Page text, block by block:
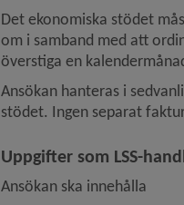
Det ekonomiska stödet
om i samband med att
överstiga en
Ansökan hanteras i
stödet. Ingen separat
Uppgifter som LSS-
Ansökan ska innehålla